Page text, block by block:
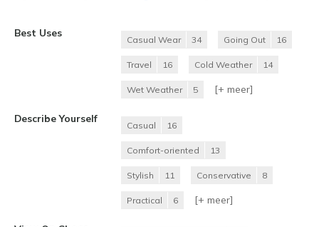
Best Uses
Casual Wear 34 Going Out 16
Travel 16 Cold Weather 14
Wet Weather 5 [+ meer]
Describe Yourself
Casual 16
Comfort-oriented 13
Stylish 11 Conservative 8
Practical 6 [+ meer]